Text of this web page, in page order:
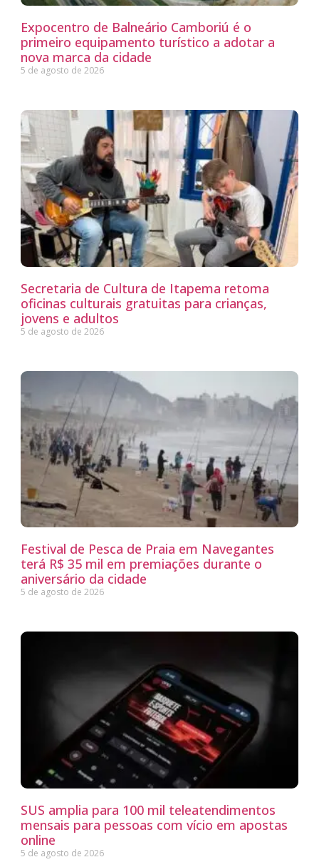
Expocentro de Balneário Camboriú é o
primeiro equipamento turístico a adotar a
nova marca da cidade
5 de agosto de 2026
Secretaria de Cultura de Itapema retoma
oficinas culturais gratuitas para crianças,
jovens e adultos
5 de agosto de 2026
Festival de Pesca de Praia em Navegantes
terá R$ 35 mil em premiações durante o
aniversário da cidade
5 de agosto de 2026
SUS amplia para 100 mil teleatendimentos
mensais para pessoas com vício em apostas
online
5 de agosto de 2026